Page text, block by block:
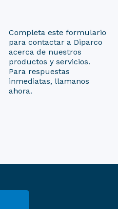
Completa este formulario
para contactar a Diparco
acerca de nuestros
productos y servicios.
Para respuestas
inmediatas, llamanos
ahora.